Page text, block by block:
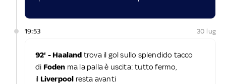
19:53 30 lug
92' - Haaland trova il gol sullo splendido tacco
di Foden ma la palla è uscita: tutto fermo,
il Liverpool resta avanti